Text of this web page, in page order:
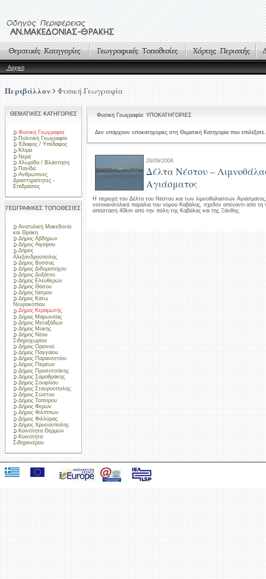
Αρχική
Περιβάλλον Φυσική Γεωγραφία
ΘΕΜΑΤΙΚΕΣ ΚΑΤΗΓΟΡΙΕΣ
Φυσική Γεωγραφία
Πολιτική Γεωγραφία
Έδαφος / Υπέδαφος
Κλίμα
Νερά
Χλωρίδα / Βλάστηση
Πανίδα
Ανθρώπινες
Δραστηριότητες -
Επιδράσεις
ΓΕΩΓΡΑΦΙΚΕΣ ΤΟΠΟΘΕΣΙΕΣ
Ανατολική Μακεδονία
και Θράκη
Δήμος Αβδήρων
Δήμος Αιγείρου
Δήμος
Αλεξανδρούπολης
Δήμος Βύσσας
Δήμος Διδυμοτείχου
Δήμος Δοξάτου
Δήμος Ελευθερών
Δήμος Θάσου
Δήμος Ιάσμου
Δήμος Κάτω
Νευροκοπίου
Δήμος Κεραμωτής
Δήμος Μαρωνείας
Δήμος Μεταξάδων
Δήμος Μύκης
Δήμος Νέου
Σιδηροχωρίου
Δήμος Ορεινού
Δήμος Παγγαίου
Δήμος Παρανεστίου
Δήμος Πιερέων
Δήμος Προσοτσάνης
Δήμος Σαμοθράκης
Δήμος Σουφλίου
Δήμος Σταυρούπολης
Δήμος Σώστου
Δήμος Τοπείρου
Δήμος Φερών
Δήμος Φιλίππων
Δήμος Φιλλύρας
Δήμος Χρυσούπολης
Κοινότητα Θερμών
Κοινότητα
Σιδηρονέρου
Φυσική Γεωγραφία: ΥΠΟΚΑΤΗΓΟΡΙΕΣ
Δεν υπάρχουν υποκατηγορίες στη Θεματική Κατηγορία που επιλέξατε.
26/09/2006
Δέλτα Νέστου –
Αγιάσματος
Η περιοχή του Δέλτα του Νέστου και των λιμνοθαλασσών Αγιάσματος,
νοτιοανατολικά παράλια του νομού Καβάλας, σχεδόν απέναντι από
απόσταση 40km από την πόλη της Καβάλας και της Ξάνθης.